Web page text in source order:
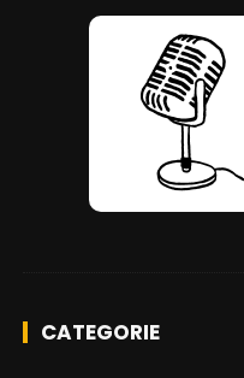
CATEGORIE